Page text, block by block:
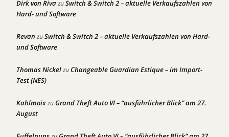
Dirk von RivazuSwitch & Switch 2 – aktuelle Verkaufszahlen von
Hard- und Software
Revan zuSwitch & Switch 2 – aktuelle Verkaufszahlen von Hard-
und Software
Thomas NickelzuChangeable Guardian Estique – im Import-
Test (NES)
KahlmoixzuGrand Theft Auto VI – “ausführlicher Blick” am 27.
August